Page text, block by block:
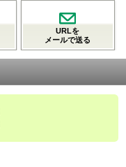
URLを
メールで送る